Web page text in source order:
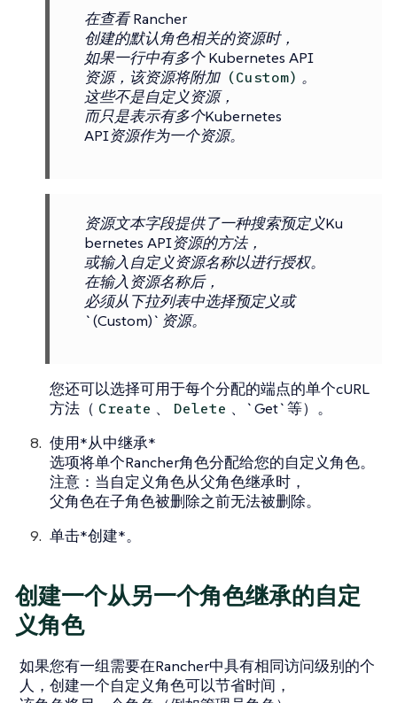
在查看 Rancher
创建的默认角色相关的资源时，
如果一行中有多个 Kubernetes API
资源，该资源将附加 (Custom) 。
这些不是自定义资源，
而只是表示有多个Kubernetes
API资源作为一个资源。
资源文本字段提供了一种搜索预定义Ku
bernetes API资源的方法，
或输入自定义资源名称以进行授权。
在输入资源名称后，
必须从下拉列表中选择预定义或
`(Custom)`资源。
您还可以选择可用于每个分配的端点的单个cURL
方法（ Create 、 Delete 、`Get`等）。
使用*从中继承*
选项将单个Rancher角色分配给您的自定义角色。
注意：当自定义角色从父角色继承时，
父角色在子角色被删除之前无法被删除。
单击*创建*。
创建一个从另一个角色继承的自定
义角色
如果您有一组需要在Rancher中具有相同访问级别的个
人，创建一个自定义角色可以节省时间，